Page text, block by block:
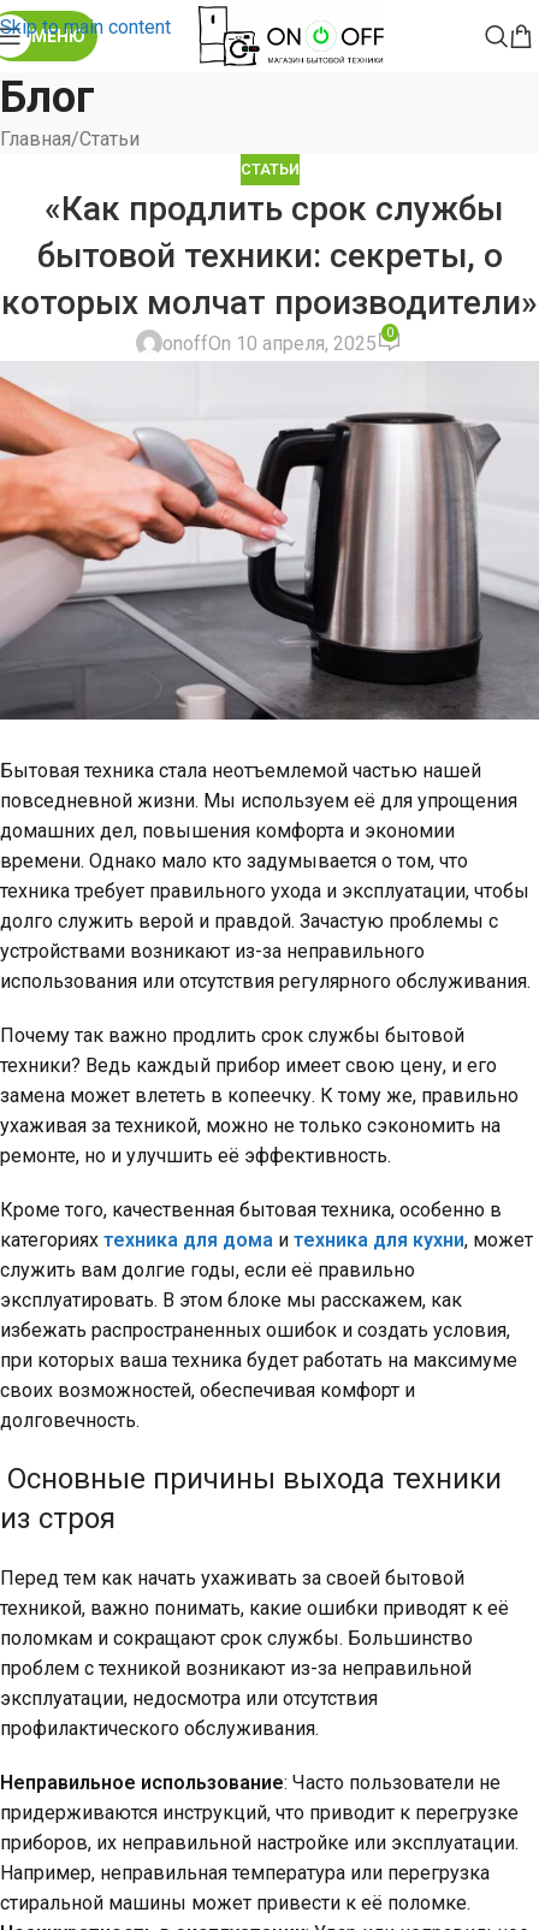
Skip to main content
МЕНЮ
Блог
Главная Статьи
СТАТЬИ
«Как продлить срок службы
бытовой техники: секреты, о
которых молчат производители»
onoffOn 10 апреля, 2025 0
Бытовая техника стала неотъемлемой частью нашей
повседневной жизни. Мы используем её для упрощения
домашних дел, повышения комфорта и экономии
времени. Однако мало кто задумывается о том, что
техника требует правильного ухода и эксплуатации, чтобы
долго служить верой и правдой. Зачастую проблемы с
устройствами возникают из-за неправильного
использования или отсутствия регулярного обслуживания.
Почему так важно продлить срок службы бытовой
техники? Ведь каждый прибор имеет свою цену, и его
замена может влететь в копеечку. К тому же, правильно
ухаживая за техникой, можно не только сэкономить на
ремонте, но и улучшить её эффективность.
Кроме того, качественная бытовая техника, особенно в
категориях техника для дома и техника для кухни, может
служить вам долгие годы, если её правильно
эксплуатировать. В этом блоке мы расскажем, как
избежать распространенных ошибок и создать условия,
при которых ваша техника будет работать на максимуме
своих возможностей, обеспечивая комфорт и
долговечность.
Основные причины выхода техники
из строя
Перед тем как начать ухаживать за своей бытовой
техникой, важно понимать, какие ошибки приводят к её
поломкам и сокращают срок службы. Большинство
проблем с техникой возникают из-за неправильной
эксплуатации, недосмотра или отсутствия
профилактического обслуживания.
Неправильное использование: Часто пользователи не
придерживаются инструкций, что приводит к перегрузке
приборов, их неправильной настройке или эксплуатации.
Например, неправильная температура или перегрузка
стиральной машины может привести к её поломке.